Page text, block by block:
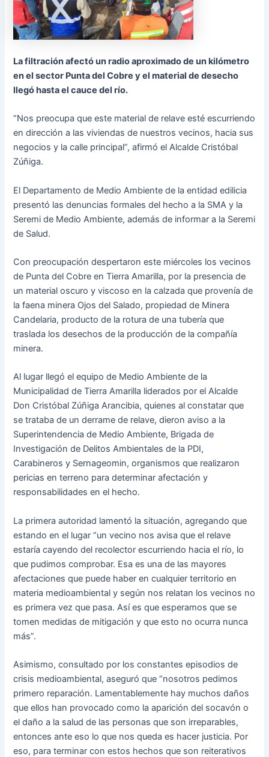
La filtración afectó un radio aproximado de un kilómetro
en el sector Punta del Cobre y el material de desecho
llegó hasta el cauce del río.
“Nos preocupa que este material de relave esté escurriendo
en dirección a las viviendas de nuestros vecinos, hacia sus
negocios y la calle principal”, afirmó el Alcalde Cristóbal
Zúñiga.
El Departamento de Medio Ambiente de la entidad edilicia
presentó las denuncias formales del hecho a la SMA y la
Seremi de Medio Ambiente, además de informar a la Seremi
de Salud.
Con preocupación despertaron este miércoles los vecinos
de Punta del Cobre en Tierra Amarilla, por la presencia de
un material oscuro y viscoso en la calzada que provenía de
la faena minera Ojos del Salado, propiedad de Minera
Candelaria, producto de la rotura de una tubería que
traslada los desechos de la producción de la compañía
minera.
Al lugar llegó el equipo de Medio Ambiente de la
Municipalidad de Tierra Amarilla liderados por el Alcalde
Don Cristóbal Zúñiga Arancibia, quienes al constatar que
se trataba de un derrame de relave, dieron aviso a la
Superintendencia de Medio Ambiente, Brigada de
Investigación de Delitos Ambientales de la PDI,
Carabineros y Sernageomin, organismos que realizaron
pericias en terreno para determinar afectación y
responsabilidades en el hecho.
La primera autoridad lamentó la situación, agregando que
estando en el lugar “un vecino nos avisa que el relave
estaría cayendo del recolector escurriendo hacia el río, lo
que pudimos comprobar. Esa es una de las mayores
afectaciones que puede haber en cualquier territorio en
materia medioambiental y según nos relatan los vecinos no
es primera vez que pasa. Así es que esperamos que se
tomen medidas de mitigación y que esto no ocurra nunca
más”.
Asimismo, consultado por los constantes episodios de
crisis medioambiental, aseguró que “nosotros pedimos
primero reparación. Lamentablemente hay muchos daños
que ellos han provocado como la aparición del socavón o
el daño a la salud de las personas que son irreparables,
entonces ante eso lo que nos queda es hacer justicia. Por
eso, para terminar con estos hechos que son reiterativos